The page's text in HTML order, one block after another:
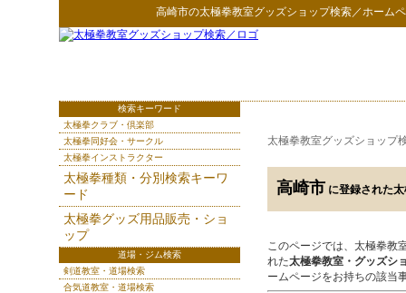
高崎市の太極拳教室グッズショップ検索／ホーム
太極拳教室グッズショップ
高崎市 に登録された
このページでは、太極拳教
れた太極拳教室・グッズシ
ームページをお持ちの該当
検索キーワード
太極拳クラブ・倶楽部
太極拳同好会・サークル
太極拳インストラクター
太極拳種類・分別検索キーワ
ード
太極拳グッズ用品販売・ショ
ップ
道場・ジム検索
剣道教室・道場検索
合気道教室・道場検索